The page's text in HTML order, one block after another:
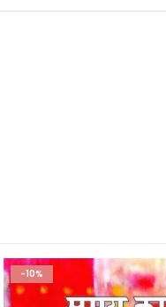
-10%